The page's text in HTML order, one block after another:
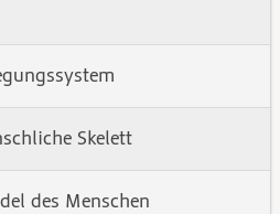
Skelett
des Menschen